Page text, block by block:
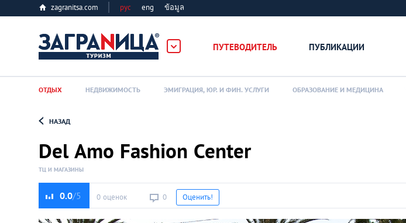
zagranitsa.com рус eng ข้อมูล
ПУТЕВОДИТЕЛЬ ПУБЛИКАЦИИ
Loading...
ОТДЫХ НЕДВИЖИМОСТЬ ЭМИГРАЦИЯ, ЮР. И ФИН. УСЛУГИ ОБРАЗОВАНИЕ И МЕДИЦИНА
НАЗАД
Del Amo Fashion Center
ТЦ И МАГАЗИНЫ
0.0 0 оценок 0 Оценить!